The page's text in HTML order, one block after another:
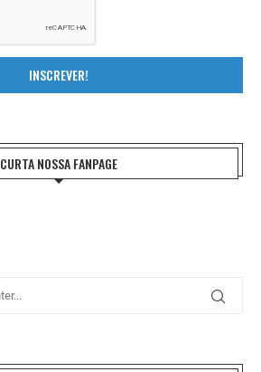
INSCREVER!
CURTA NOSSA FANPAGE